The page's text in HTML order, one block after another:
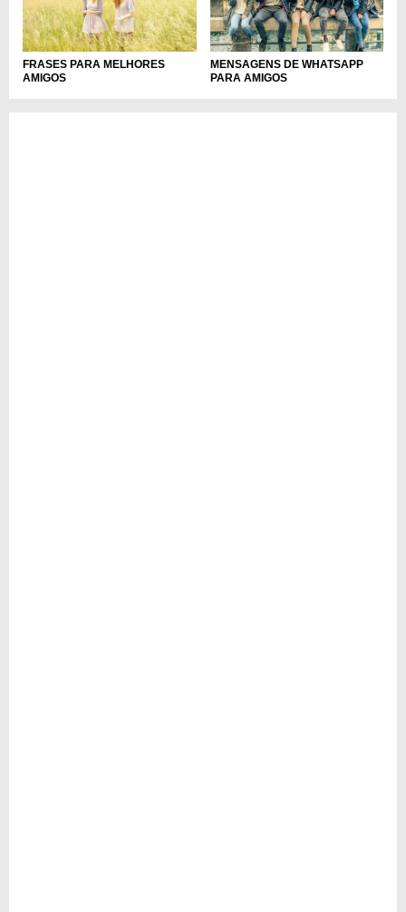
FRASES PARA MELHORES
AMIGOS
MENSAGENS DE WHATSAPP
PARA AMIGOS